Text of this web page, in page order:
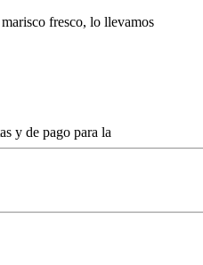
fresco, lo llevamos
y de pago para la